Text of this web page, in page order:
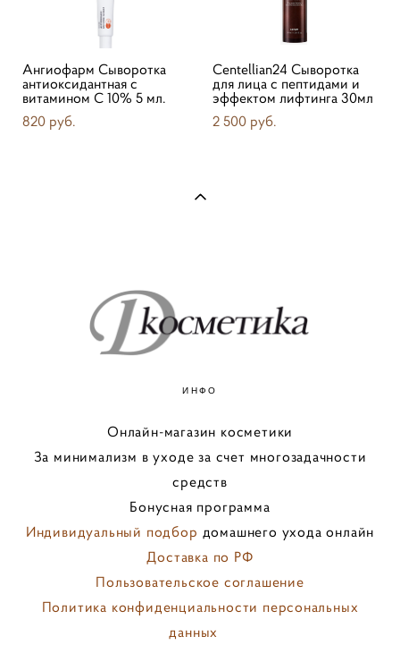
Ангиофарм Сыворотка
антиоксидантная с
витамином С 10% 5 мл.
820 pуб.
Centellian24 Сыворотка
для лица с пептидами и
эффектом лифтинга 30мл
2 500 pуб.
ИНФО
Онлайн-магазин косметики
За минимализм в уходе за счет многозадачности
средств
Бонусная программа
Индивидуальный подбор домашнего ухода онлайн
Доставка по РФ
Пользовательское соглашение
Политика конфиденциальности персональных
данных